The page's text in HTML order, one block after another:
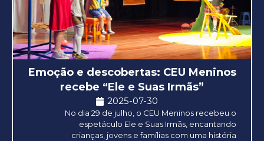
Emoção e descobertas: CEU Meninos
recebe “Ele e Suas Irmãs”
2025-07-30
No dia 29 de julho, o CEU Meninos recebeu o
espetáculo Ele e Suas Irmãs, encantando
crianças, jovens e famílias com uma história